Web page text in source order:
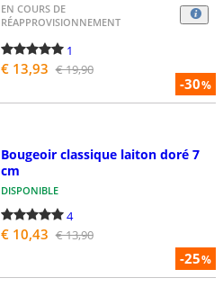
-30%
EN COURS DE
RÉAPPROVISIONNEMENT
1
€ 13,93 € 19,90
-25%
Bougeoir classique laiton doré 7
cm
DISPONIBLE
4
€ 10,43 € 13,90